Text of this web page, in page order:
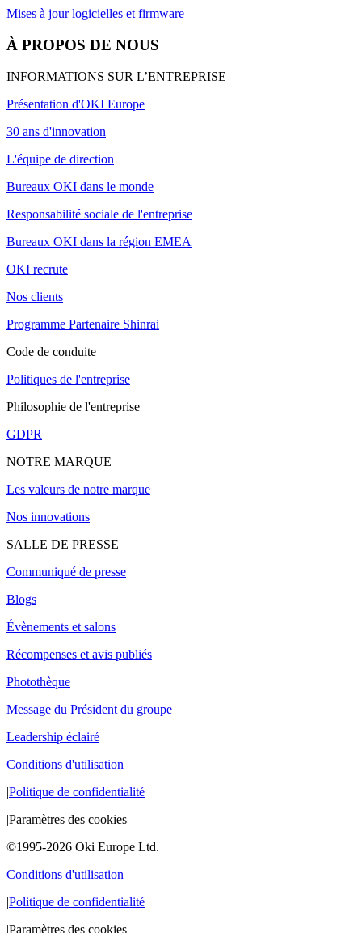
Mises à jour logicielles et firmware
À PROPOS DE NOUS
INFORMATIONS SUR L’ENTREPRISE
Présentation d'OKI Europe
30 ans d'innovation
L'équipe de direction
Bureaux OKI dans le monde
Responsabilité sociale de l'entreprise
Bureaux OKI dans la région EMEA
OKI recrute
Nos clients
Programme Partenaire Shinrai
Code de conduite
Politiques de l'entreprise
Philosophie de l'entreprise
GDPR
NOTRE MARQUE
Les valeurs de notre marque
Nos innovations
SALLE DE PRESSE
Communiqué de presse
Blogs
Évènements et salons
Récompenses et avis publiés
Photothèque
Message du Président du groupe
Leadership éclairé
Conditions d'utilisation
|Politique de confidentialité
|Paramètres des cookies
©1995-2026 Oki Europe Ltd.
Conditions d'utilisation
|Politique de confidentialité
|Paramètres des cookies